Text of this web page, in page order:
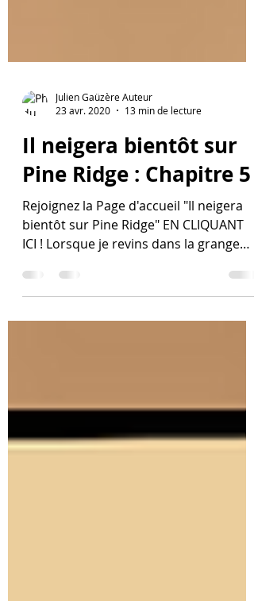
Julien Gaüzère Auteur
23 avr. 2020
13 min de lecture
Il neigera bientôt sur
Pine Ridge : Chapitre 5
Rejoignez la Page d'accueil "Il neigera
avec la bassine d’eau...